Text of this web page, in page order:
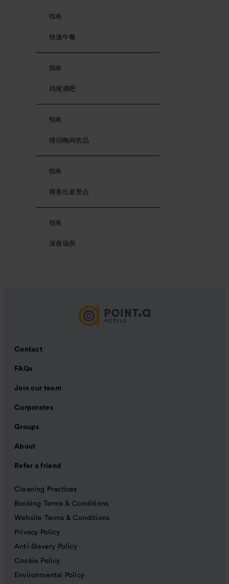
指南
快速午餐
指南
鸡尾酒吧
指南
情侣晚间饮品
指南
商务出差景点
指南
深夜场所
Contact
FAQs
Join our team
Corporates
Groups
About
Refer a friend
Cleaning Practices
Booking Terms & Conditions
Website Terms & Conditions
Privacy Policy
Anti-Slavery Policy
Cookie Policy
Environmental Policy